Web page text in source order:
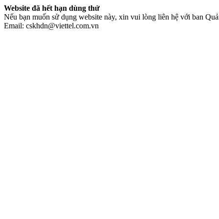
Website đã hết hạn dùng thử
Nếu bạn muốn sử dụng website này, xin vui lòng liên hệ với ban
Email: cskhdn@viettel.com.vn